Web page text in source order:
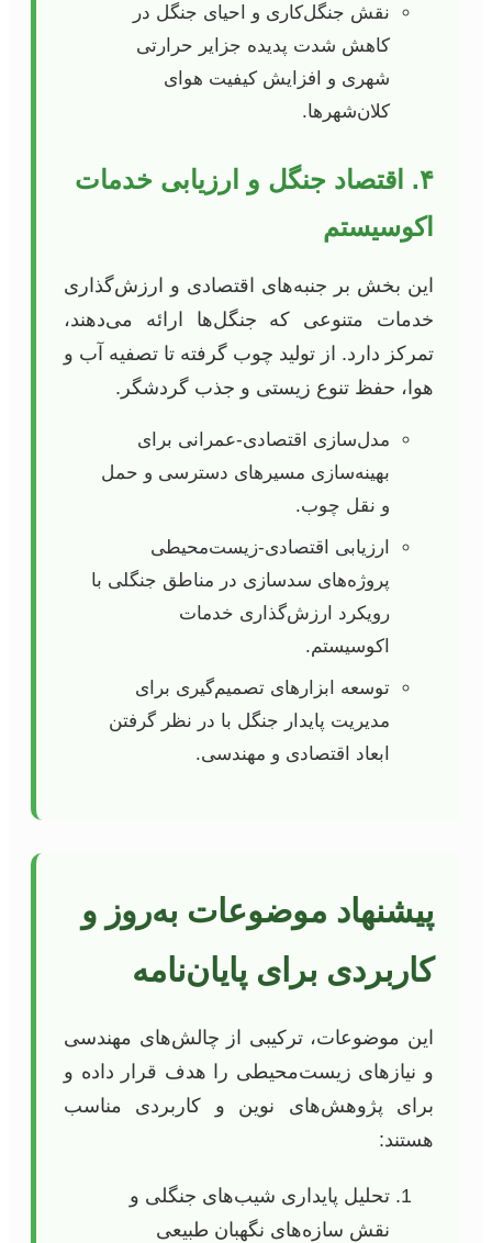
نقش جنگل‌کاری و احیای جنگل در
کاهش شدت پدیده جزایر حرارتی
شهری و افزایش کیفیت هوای
کلان‌شهرها.
۴. اقتصاد جنگل و ارزیابی خدمات
اکوسیستم
این بخش بر جنبه‌های اقتصادی و ارزش‌گذاری
خدمات متنوعی که جنگل‌ها ارائه می‌دهند،
تمرکز دارد. از تولید چوب گرفته تا تصفیه آب و
هوا، حفظ تنوع زیستی و جذب گردشگر.
مدل‌سازی اقتصادی-عمرانی برای
بهینه‌سازی مسیرهای دسترسی و حمل
و نقل چوب.
ارزیابی اقتصادی-زیست‌محیطی
پروژه‌های سدسازی در مناطق جنگلی با
رویکرد ارزش‌گذاری خدمات
اکوسیستم.
توسعه ابزارهای تصمیم‌گیری برای
مدیریت پایدار جنگل با در نظر گرفتن
ابعاد اقتصادی و مهندسی.
پیشنهاد موضوعات به‌روز و
کاربردی برای پایان‌نامه
این موضوعات، ترکیبی از چالش‌های مهندسی
و نیازهای زیست‌محیطی را هدف قرار داده و
برای پژوهش‌های نوین و کاربردی مناسب
هستند:
تحلیل پایداری شیب‌های جنگلی و
نقش سازه‌های نگهبان طبیعی